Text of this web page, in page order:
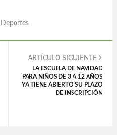
Deportes
ARTÍCULO SIGUIENTE
LA ESCUELA DE NAVIDAD
PARA NIÑOS DE 3 A 12 AÑOS
YA TIENE ABIERTO SU PLAZO
DE INSCRIPCIÓN